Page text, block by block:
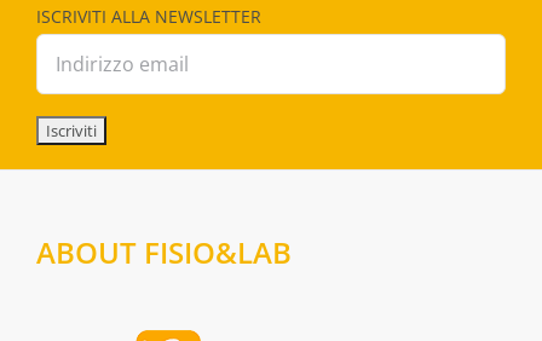
ISCRIVITI ALLA NEWSLETTER
ABOUT FISIO&LAB